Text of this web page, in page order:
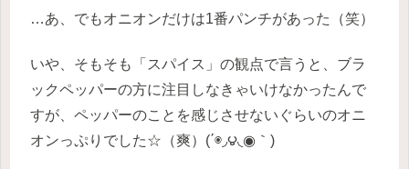
…あ、でもオニオンだけは1番パンチがあった（笑）
いや、そもそも「スパイス」の観点で言うと、ブラ
ックペッパーの方に注目しなきゃいけなかったんで
すが、ペッパーのことを感じさせないぐらいのオニ
オンっぷりでした☆（爽）(΄◉◞౪◟◉｀)